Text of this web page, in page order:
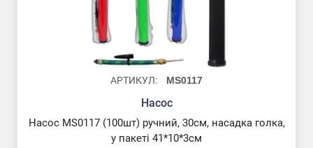
АРТИКУЛ: MS0117
Насос
Насос MS0117 (100шт) ручний, 30см, насадка голка,
у пакеті 41*10*3см